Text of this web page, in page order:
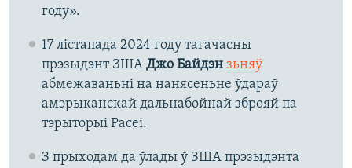
году».
17 лістапада 2024 году тагачасны
прэзыдэнт ЗША Джо Байдэн зьняў
абмежаваньні на нанясеньне ўдараў
амэрыканскай дальнабойнай зброяй па
тэрыторыі Расеі.
З прыходам да ўлады ў ЗША прэзыдэнта